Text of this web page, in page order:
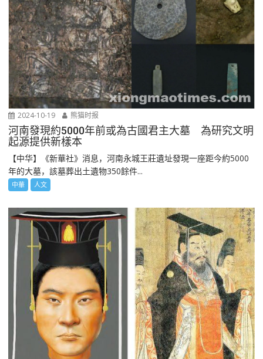
2024-10-19 熊猫时报
河南發現約5000年前或為古國君主大墓 為研究文明
起源提供新樣本
【中华】《新華社》消息，河南永城王莊遺址發現一座距今約5000
年的大墓，該墓葬出土遺物350餘件...
中華 人文